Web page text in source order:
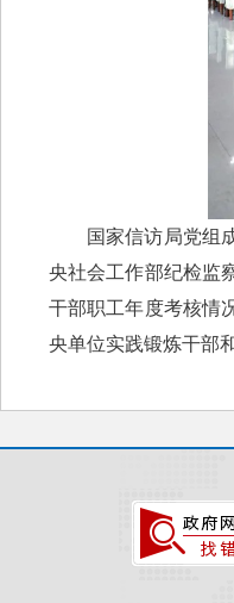
国家信访局党组成
央社会工作部纪检监
干部职工年度考核情
央单位实践锻炼干部